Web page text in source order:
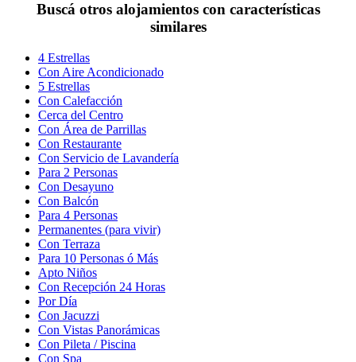
Buscá otros alojamientos con características
similares
4 Estrellas
Con Aire Acondicionado
5 Estrellas
Con Calefacción
Cerca del Centro
Con Área de Parrillas
Con Restaurante
Con Servicio de Lavandería
Para 2 Personas
Con Desayuno
Con Balcón
Para 4 Personas
Permanentes (para vivir)
Con Terraza
Para 10 Personas ó Más
Apto Niños
Con Recepción 24 Horas
Por Día
Con Jacuzzi
Con Vistas Panorámicas
Con Pileta / Piscina
Con Spa